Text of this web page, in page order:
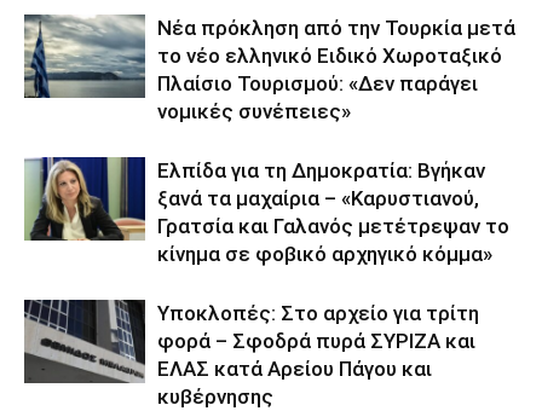
Νέα πρόκληση από την Τουρκία μετά
το νέο ελληνικό Ειδικό Χωροταξικό
Πλαίσιο Τουρισμού: «Δεν παράγει
νομικές συνέπειες»
Ελπίδα για τη Δημοκρατία: Βγήκαν
ξανά τα μαχαίρια – «Καρυστιανού,
Γρατσία και Γαλανός μετέτρεψαν το
κίνημα σε φοβικό αρχηγικό κόμμα»
Υποκλοπές: Στο αρχείο για τρίτη
φορά – Σφοδρά πυρά ΣΥΡΙΖΑ και
ΕΛΑΣ κατά Αρείου Πάγου και
κυβέρνησης